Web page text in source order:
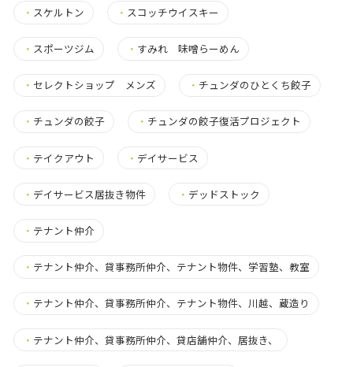
・ スケルトン ・ スコッチウイスキー
・ スポーツジム ・ すみれ 味噌らーめん
・ セレクトショップ メンズ ・ チュンダのひとくち餃子
・ チュンダの餃子 ・ チュンダの餃子復活プロジェクト
・ テイクアウト ・ デイサービス
・ デイサービス居抜き物件 ・ デッドストック
・ テナント仲介
・ テナント仲介、貸事務所仲介、テナント物件、学習塾、教室
・ テナント仲介、貸事務所仲介、テナント物件、川越、蔵造り
・ テナント仲介、貸事務所仲介、貸店舗仲介、居抜き、